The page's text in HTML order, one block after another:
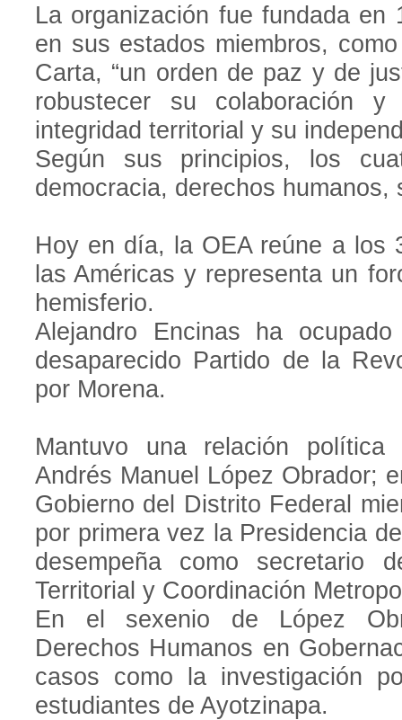
La organización fue fundada
en sus estados miembros,
Carta, “un orden de paz y de
robustecer su colaboración
integridad territorial y su
Según sus principios, los
democracia, derechos humanos,
Hoy en día, la OEA reúne a los
las Américas y representa un
hemisferio.
Alejandro Encinas ha
desaparecido Partido de la
por Morena.
Mantuvo una relación
Andrés Manuel López Obrador;
Gobierno del Distrito Federal
por primera vez la Presidencia
desempeña como secretario
Territorial y Coordinación
En el sexenio de López
Derechos Humanos en
casos como la investigación
estudiantes de Ayotzinapa.